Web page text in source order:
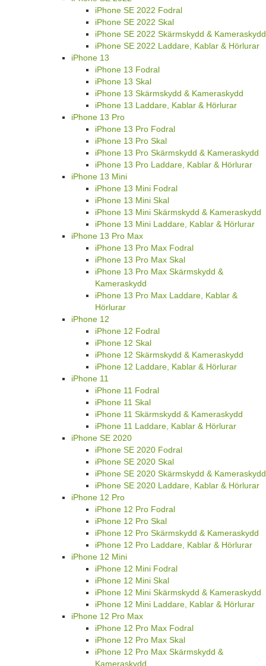
iPhone SE 2022 Fodral
iPhone SE 2022 Skal
iPhone SE 2022 Skärmskydd & Kameraskydd
iPhone SE 2022 Laddare, Kablar & Hörlurar
iPhone 13
iPhone 13 Fodral
iPhone 13 Skal
iPhone 13 Skärmskydd & Kameraskydd
iPhone 13 Laddare, Kablar & Hörlurar
iPhone 13 Pro
iPhone 13 Pro Fodral
iPhone 13 Pro Skal
iPhone 13 Pro Skärmskydd & Kameraskydd
iPhone 13 Pro Laddare, Kablar & Hörlurar
iPhone 13 Mini
iPhone 13 Mini Fodral
iPhone 13 Mini Skal
iPhone 13 Mini Skärmskydd & Kameraskydd
iPhone 13 Mini Laddare, Kablar & Hörlurar
iPhone 13 Pro Max
iPhone 13 Pro Max Fodral
iPhone 13 Pro Max Skal
iPhone 13 Pro Max Skärmskydd &
Kameraskydd
iPhone 13 Pro Max Laddare, Kablar &
Hörlurar
iPhone 12
iPhone 12 Fodral
iPhone 12 Skal
iPhone 12 Skärmskydd & Kameraskydd
iPhone 12 Laddare, Kablar & Hörlurar
iPhone 11
iPhone 11 Fodral
iPhone 11 Skal
iPhone 11 Skärmskydd & Kameraskydd
iPhone 11 Laddare, Kablar & Hörlurar
iPhone SE 2020
iPhone SE 2020 Fodral
iPhone SE 2020 Skal
iPhone SE 2020 Skärmskydd & Kameraskydd
iPhone SE 2020 Laddare, Kablar & Hörlurar
iPhone 12 Pro
iPhone 12 Pro Fodral
iPhone 12 Pro Skal
iPhone 12 Pro Skärmskydd & Kameraskydd
iPhone 12 Pro Laddare, Kablar & Hörlurar
iPhone 12 Mini
iPhone 12 Mini Fodral
iPhone 12 Mini Skal
iPhone 12 Mini Skärmskydd & Kameraskydd
iPhone 12 Mini Laddare, Kablar & Hörlurar
iPhone 12 Pro Max
iPhone 12 Pro Max Fodral
iPhone 12 Pro Max Skal
iPhone 12 Pro Max Skärmskydd &
Kameraskydd